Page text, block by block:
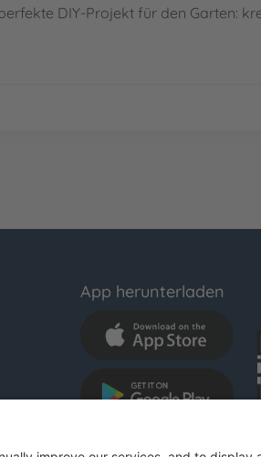
DIY-Projekt für den Garten:
App herunterladen